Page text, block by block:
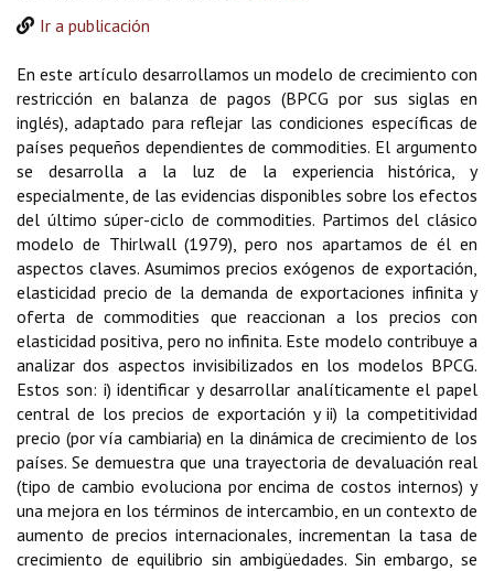
Ir a publicación
En este artículo desarrollamos un modelo de crecimiento con
restricción en balanza de pagos (BPCG por sus siglas en
inglés), adaptado para reflejar las condiciones específicas de
países pequeños dependientes de commodities. El argumento
se desarrolla a la luz de la experiencia histórica, y
especialmente, de las evidencias disponibles sobre los efectos
del último súper-ciclo de commodities. Partimos del clásico
modelo de Thirlwall (1979), pero nos apartamos de él en
aspectos claves. Asumimos precios exógenos de exportación,
elasticidad precio de la demanda de exportaciones infinita y
oferta de commodities que reaccionan a los precios con
elasticidad positiva, pero no infinita. Este modelo contribuye a
analizar dos aspectos invisibilizados en los modelos BPCG.
Estos son: i) identificar y desarrollar analíticamente el papel
central de los precios de exportación y ii) la competitividad
precio (por vía cambiaria) en la dinámica de crecimiento de los
países. Se demuestra que una trayectoria de devaluación real
(tipo de cambio evoluciona por encima de costos internos) y
una mejora en los términos de intercambio, en un contexto de
aumento de precios internacionales, incrementan la tasa de
crecimiento de equilibrio sin ambigüedades. Sin embargo, se